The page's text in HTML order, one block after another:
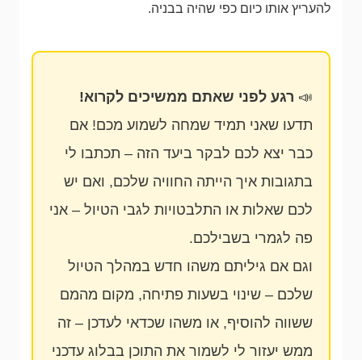
להעריץ אותו כיום כפי שהיה בבניה.
📣 רגע לפני שאתם ממשיכים לקרוא!
תדעו שאני תמיד שמחה לשמוע מכם! אם
כבר יצא לכם לבקר ביעד הזה – תכתבו לי
בתגובות איך הייתה החוויה שלכם, ואם יש
לכם שאלות או התלבטויות לגבי הטיול – אני
פה לגמרי בשבילכם.
וגם אם גיליתם משהו חדש במהלך הטיול
שלכם – שינוי בשעות פתיחה, מקום מהמם
ששווה להוסיף, או משהו שכדאי לעדכן – זה
ממש יעזור לי לשמור את התוכן בבלוג עדכני